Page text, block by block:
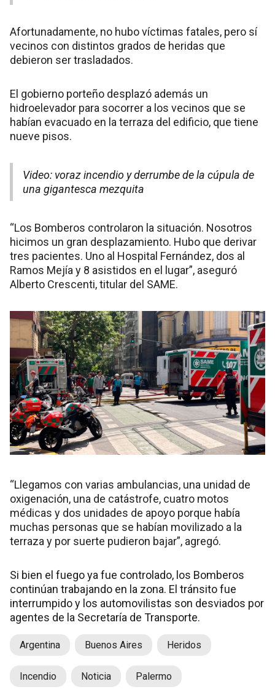
Afortunadamente, no hubo víctimas fatales, pero sí
vecinos con distintos grados de heridas que
debieron ser trasladados.
El gobierno porteño desplazó además un
hidroelevador para socorrer a los vecinos que se
habían evacuado en la terraza del edificio, que tiene
nueve pisos.
Video: voraz incendio y derrumbe de la cúpula de
una gigantesca mezquita
“Los Bomberos controlaron la situación. Nosotros
hicimos un gran desplazamiento. Hubo que derivar
tres pacientes. Uno al Hospital Fernández, dos al
Ramos Mejía y 8 asistidos en el lugar”, aseguró
Alberto Crescenti, titular del SAME.
“Llegamos con varias ambulancias, una unidad de
oxigenación, una de catástrofe, cuatro motos
médicas y dos unidades de apoyo porque había
muchas personas que se habían movilizado a la
terraza y por suerte pudieron bajar”, agregó.
Si bien el fuego ya fue controlado, los Bomberos
continúan trabajando en la zona. El tránsito fue
interrumpido y los automovilistas son desviados por
agentes de la Secretaría de Transporte.
Argentina Buenos Aires Heridos
Incendio Noticia Palermo